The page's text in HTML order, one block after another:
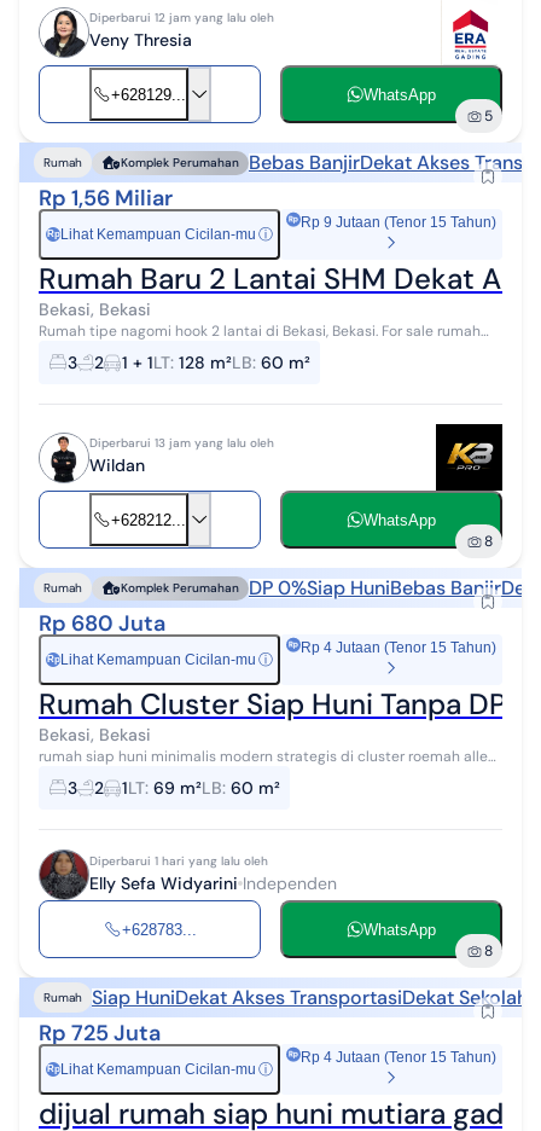
Diperbarui 12 jam yang lalu oleh
Veny Thresia
+628129... WhatsApp
5
Rumah Komplek Perumahan Bebas BanjirDekat Akses
Rp 1,56 Miliar
Rp Lihat Kemampuan Cicilan-mu ⓘ
Rp 9 Jutaan (Tenor 15 Tahun)
Rumah Baru 2 Lantai SHM Dekat
Bekasi, Bekasi
Rumah tipe nagomi hook 2 lantai di Bekasi, Bekasi. For sale rumah
hook di wilayah yang tenang dengan pemandangan taman kota.
Properti 2 lantai be...
3 2 1 + 1LT: 128 m²LB: 60 m²
Diperbarui 13 jam yang lalu oleh
Wildan
+628212... WhatsApp
8
Rumah Komplek Perumahan DP 0%Siap HuniBebas Banjir
Rp 680 Juta
Rp Lihat Kemampuan Cicilan-mu ⓘ
Rp 4 Jutaan (Tenor 15 Tahun)
Rumah Cluster Siap Huni Tanpa DP
Bekasi, Bekasi
rumah siap huni minimalis modern strategis di cluster roemah allea
jl bengkong pedurenan mustikajaya - 6km dari gerbang tol bekasi
timur - 6,1km d...
3 2 1LT: 69 m²LB: 60 m²
Diperbarui 1 hari yang lalu oleh
Elly Sefa Widyarini Independen
+628783... WhatsApp
8
Rumah Siap HuniDekat Akses TransportasiDekat Sekolah
Rp 725 Juta
Rp Lihat Kemampuan Cicilan-mu ⓘ
Rp 4 Jutaan (Tenor 15 Tahun)
dijual rumah siap huni mutiara